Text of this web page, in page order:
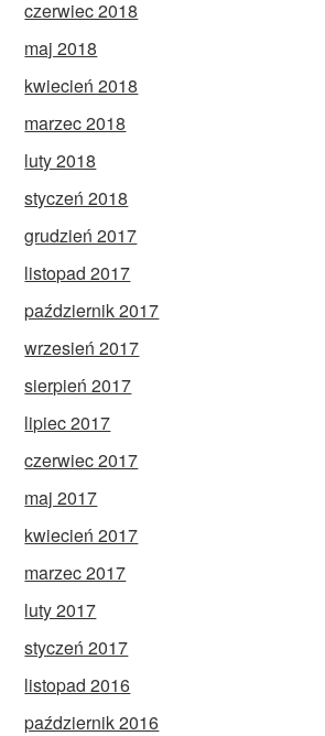
czerwiec 2018
maj 2018
kwiecień 2018
marzec 2018
luty 2018
styczeń 2018
grudzień 2017
listopad 2017
październik 2017
wrzesień 2017
sierpień 2017
lipiec 2017
czerwiec 2017
maj 2017
kwiecień 2017
marzec 2017
luty 2017
styczeń 2017
listopad 2016
październik 2016